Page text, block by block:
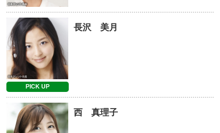
PICK UP
長沢 美月
西 真理子